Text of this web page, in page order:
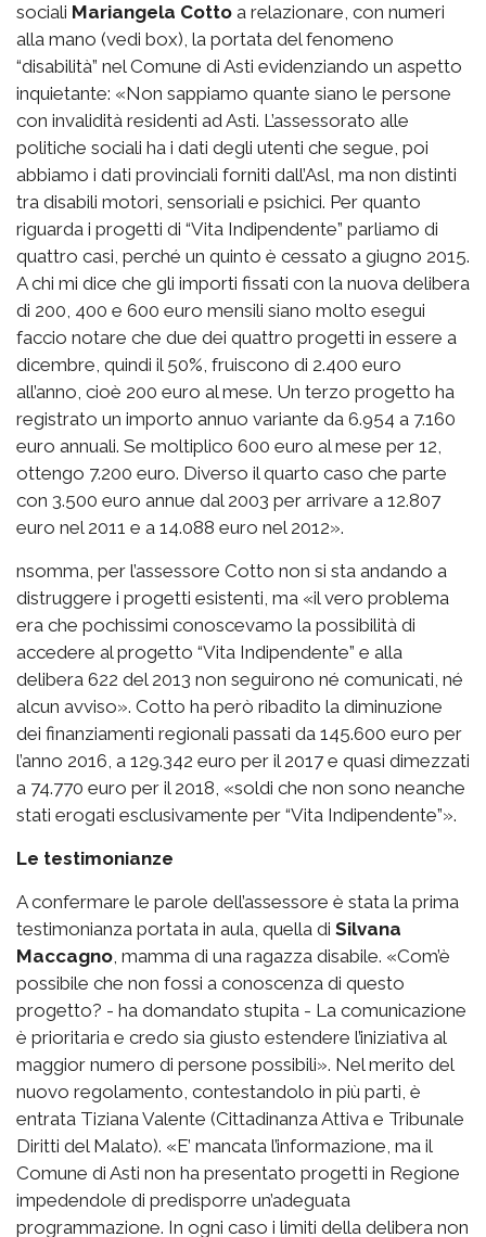
sociali Mariangela Cotto a relazionare, con numeri
alla mano (vedi box), la portata del fenomeno
“disabilità” nel Comune di Asti evidenziando un aspetto
inquietante: «Non sappiamo quante siano le persone
con invalidità residenti ad Asti. L’assessorato alle
politiche sociali ha i dati degli utenti che segue, poi
abbiamo i dati provinciali forniti dall’Asl, ma non distinti
tra disabili motori, sensoriali e psichici. Per quanto
riguarda i progetti di “Vita Indipendente” parliamo di
quattro casi, perché un quinto è cessato a giugno 2015.
A chi mi dice che gli importi fissati con la nuova delibera
di 200, 400 e 600 euro mensili siano molto esegui
faccio notare che due dei quattro progetti in essere a
dicembre, quindi il 50%, fruiscono di 2.400 euro
all’anno, cioè 200 euro al mese. Un terzo progetto ha
registrato un importo annuo variante da 6.954 a 7.160
euro annuali. Se moltiplico 600 euro al mese per 12,
ottengo 7.200 euro. Diverso il quarto caso che parte
con 3.500 euro annue dal 2003 per arrivare a 12.807
euro nel 2011 e a 14.088 euro nel 2012».
nsomma, per l’assessore Cotto non si sta andando a
distruggere i progetti esistenti, ma «il vero problema
era che pochissimi conoscevamo la possibilità di
accedere al progetto “Vita Indipendente” e alla
delibera 622 del 2013 non seguirono né comunicati, né
alcun avviso». Cotto ha però ribadito la diminuzione
dei finanziamenti regionali passati da 145.600 euro per
l’anno 2016, a 129.342 euro per il 2017 e quasi dimezzati
a 74.770 euro per il 2018, «soldi che non sono neanche
stati erogati esclusivamente per “Vita Indipendente”».
Le testimonianze
A confermare le parole dell’assessore è stata la prima
testimonianza portata in aula, quella di Silvana
Maccagno, mamma di una ragazza disabile. «Com’è
possibile che non fossi a conoscenza di questo
progetto? - ha domandato stupita - La comunicazione
è prioritaria e credo sia giusto estendere l’iniziativa al
maggior numero di persone possibili». Nel merito del
nuovo regolamento, contestandolo in più parti, è
entrata Tiziana Valente (Cittadinanza Attiva e Tribunale
Diritti del Malato). «E’ mancata l’informazione, ma il
Comune di Asti non ha presentato progetti in Regione
impedendole di predisporre un’adeguata
programmazione. In ogni caso i limiti della delibera non